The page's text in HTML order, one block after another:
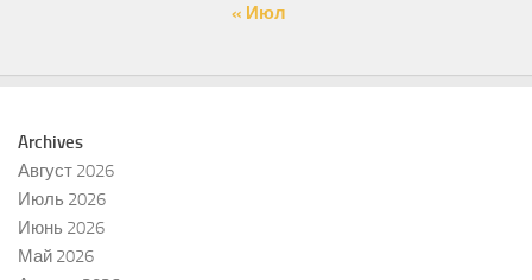
« Июл
Archives
Август 2026
Июль 2026
Июнь 2026
Май 2026